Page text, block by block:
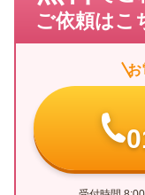
ご依頼はこ
お